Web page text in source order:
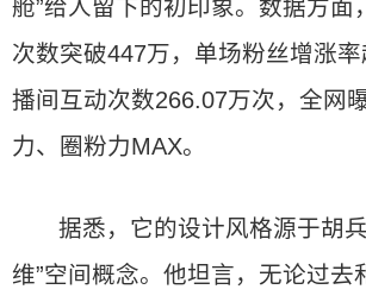
舱”给人留下的初印象。数据方面
次数突破447万，单场粉丝增涨
播间互动次数266.07万次，全网
力、圈粉力MAX。
据悉，它的设计风格源于胡
维”空间概念。他坦言，无论过去